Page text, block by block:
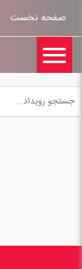
صفحه نخست
تماس با ما
